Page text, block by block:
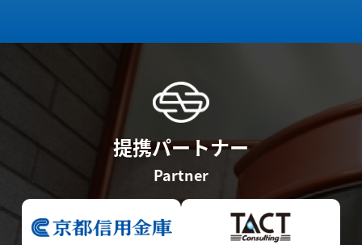
提携パートナー
Partner